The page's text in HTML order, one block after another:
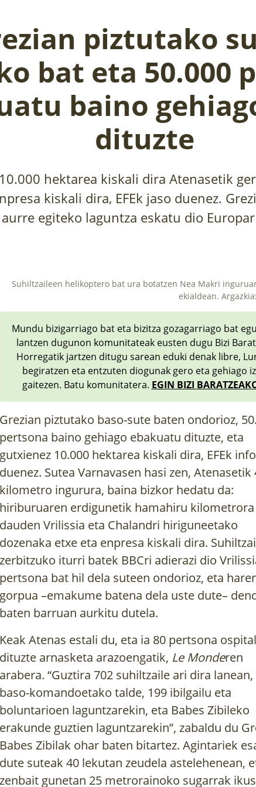
piztutako
bat eta 50.000
baino
dituzte
hektarea kiskali dira Atenasetik
kiskali dira, EFEk jaso duenez.
egiteko laguntza eskatu dio
Suhiltzaileen helikoptero bat ura botatzen Nea Makri
ekialdean.
Mundu bizigarriago bat eta bizitza gozagarriago bat
lantzen dugunon komunitateak eusten dugu Bizi
Horregatik jartzen ditugu sarean eduki denak libre,
begiratzen eta entzuten diogunak gero eta gehiago
gaitezen. Batu komunitatera. EGIN BIZI
Grezian piztutako baso-sute baten ondorioz,
pertsona baino gehiago ebakuatu dituzte, eta
gutxienez 10.000 hektarea kiskali dira, EFEk
duenez. Sutea Varnavasen hasi zen, Atenasetik
kilometro ingurura, baina bizkor hedatu da:
hiriburuaren erdigunetik hamahiru kilometrora
dauden Vrilissia eta Chalandri hiriguneetako
dozenaka etxe eta enpresa kiskali dira.
zerbitzuko iturri batek BBCri adierazi dio
pertsona bat hil dela suteen ondorioz, eta
gorpua –emakume batena dela uste dute–
baten barruan aurkitu dutela.
Keak Atenas estali du, eta ia 80 pertsona
dituzte arnasketa arazoengatik, Le Monderen
arabera. “Guztira 702 suhiltzaile ari dira lanean,
baso-komandoetako talde, 199 ibilgailu eta
boluntarioen laguntzarekin, eta Babes Zibileko
erakunde guztien laguntzarekin”, zabaldu du
Babes Zibilak ohar baten bitartez. Agintariek
dute suteak 40 lekutan zeudela astelehenean,
zenbait gunetan 25 metrorainoko sugarrak